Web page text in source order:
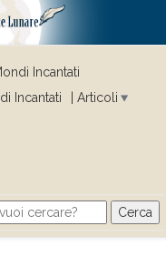
Incantati
Incantati
Articoli
form